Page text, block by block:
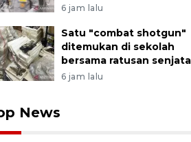
6 jam lalu
Satu "combat shotgun"
ditemukan di sekolah
bersama ratusan senjata
6 jam lalu
News